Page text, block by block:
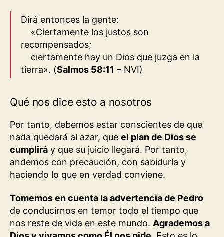
Dirá entonces la gente:
«Ciertamente los justos son
recompensados;
ciertamente hay un Dios que juzga en la
tierra». (Salmos 58:11 – NVI)
Qué nos dice esto a nosotros
Por tanto, debemos estar conscientes de que
nada quedará al azar, que el plan de Dios se
cumplirá y que su juicio llegará. Por tanto,
andemos con precaución, con sabiduría y
haciendo lo que en verdad conviene.
Tomemos en cuenta la advertencia de Pedro
de conducirnos en temor todo el tiempo que
nos reste de vida en este mundo. Agrademos a